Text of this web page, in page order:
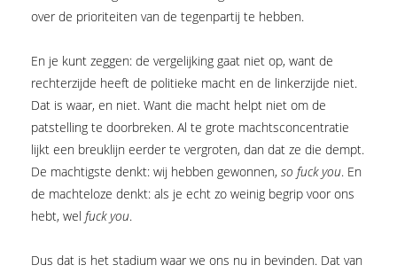
over de prioriteiten van de tegenpartij te hebben.
En je kunt zeggen: de vergelijking gaat niet op, want de
rechterzijde heeft de politieke macht en de linkerzijde niet.
Dat is waar, en niet. Want die macht helpt niet om de
patstelling te doorbreken. Al te grote machtsconcentratie
lijkt een breuklijn eerder te vergroten, dan dat ze die dempt.
De machtigste denkt: wij hebben gewonnen, so fuck you. En
de machteloze denkt: als je echt zo weinig begrip voor ons
hebt, wel fuck you.
Dus dat is het stadium waar we ons nu in bevinden. Dat van